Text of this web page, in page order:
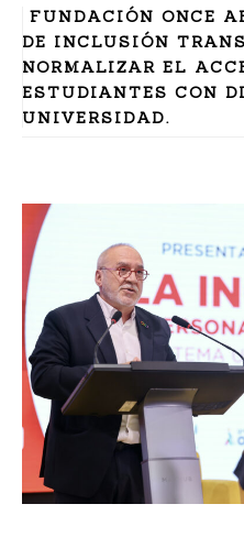
FUNDACIÓN ONCE
DE INCLUSIÓN
NORMALIZAR EL
ESTUDIANTES CON
UNIVERSIDAD.